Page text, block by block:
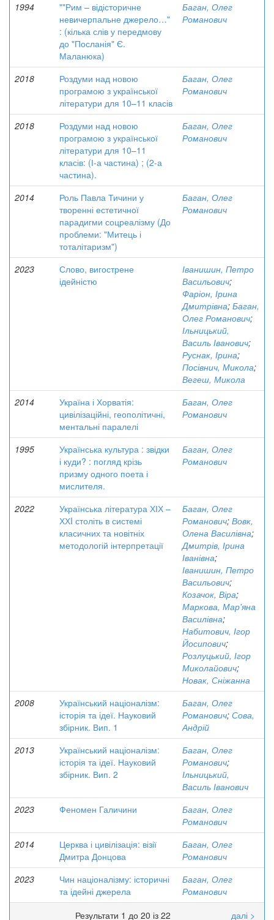
1994
""Рим – відісторичне
невичерпальне джерело…"
: (кілька слів у передмову
до "Посланія" Є.
Маланюка)
Баган, Олег
Романович
2018
Роздуми над новою
програмою з української
літератури для 10–11 класів
Баган, Олег
Романович
2018
Роздуми над новою
програмою з української
літератури для 10–11
класів: (І-а частина) ; (2-а
частина).
Баган, Олег
Романович
2014
Роль Павла Тичини у
творенні естетичної
парадигми соцреалізму (До
проблеми: "Митець і
тоталітаризм")
Баган, Олег
Романович
2023
Слово, вигострене
ідейністю
Іванишин, Петро
Васильович;
Фаріон, Ірина
Дмитрівна; Баган,
Олег Романович;
Ільницький,
Василь Іванович;
Руснак, Ірина;
Посівнич, Микола;
Вегеш, Микола
2014
Україна і Хорватія:
цивілізаційні, геополітичні,
ментальні паралелі
Баган, Олег
Романович
1995
Українська культура : звідки
і куди? : погляд крізь
призму одного поета і
мислителя.
Баган, Олег
Романович
2022
Українська література ХІХ –
ХХI століть в системі
класичних та новітніх
методологій інтерпретації
Баган, Олег
Романович; Вовк,
Олена Василівна;
Дмитрів, Ірина
Іванівна;
Іванишин, Петро
Васильович;
Козачок, Віра;
Маркова, Мар'яна
Василівна;
Набитович, Ігор
Йосипович;
Розлуцький, Ігор
Миколайович;
Новак, Сніжанна
2008
Український націоналізм:
історія та ідеї. Науковий
збірник. Вип. 1
Баган, Олег
Романович; Сова,
Андрій
2013
Український націоналізм:
історія та ідеї. Науковий
збірник. Вип. 2
Баган, Олег
Романович;
Ільницький,
Василь Іванович
2023
Феномен Галичини
Баган, Олег
Романович
2014
Церква і цивілізація: візії
Дмитра Донцова
Баган, Олег
Романович
2023
Чин націоналізму: історичні
та ідейні джерела
Баган, Олег
Романович
Результати 1 до 20 із 22
далі >